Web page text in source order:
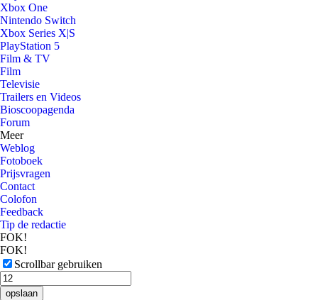
Xbox One
Nintendo Switch
Xbox Series X|S
PlayStation 5
Film & TV
Film
Televisie
Trailers en Videos
Bioscoopagenda
Forum
Meer
Weblog
Fotoboek
Prijsvragen
Contact
Colofon
Feedback
Tip de redactie
FOK!
FOK!
Scrollbar gebruiken
opslaan